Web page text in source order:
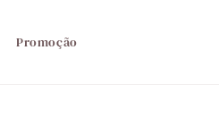
Promoção